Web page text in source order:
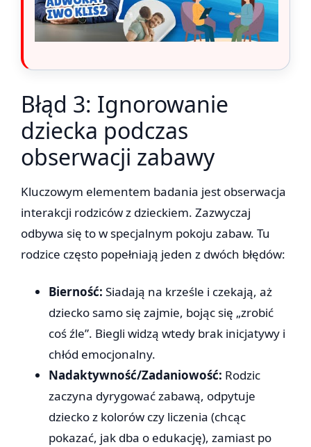
Błąd 3: Ignorowanie
dziecka podczas
obserwacji zabawy
Kluczowym elementem badania jest obserwacja
interakcji rodziców z dzieckiem. Zazwyczaj
odbywa się to w specjalnym pokoju zabaw. Tu
rodzice często popełniają jeden z dwóch błędów:
Bierność: Siadają na krześle i czekają, aż
dziecko samo się zajmie, bojąc się „zrobić
coś źle”. Biegli widzą wtedy brak inicjatywy i
chłód emocjonalny.
Nadaktywność/Zadaniowość: Rodzic
zaczyna dyrygować zabawą, odpytuje
dziecko z kolorów czy liczenia (chcąc
pokazać, jak dba o edukację), zamiast po